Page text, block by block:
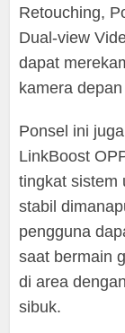
Retouching,
Dual-view
dapat
kamera
Ponsel ini
LinkBoost
tingkat sistem
stabil
pengguna
saat bermain
di area
sibuk.